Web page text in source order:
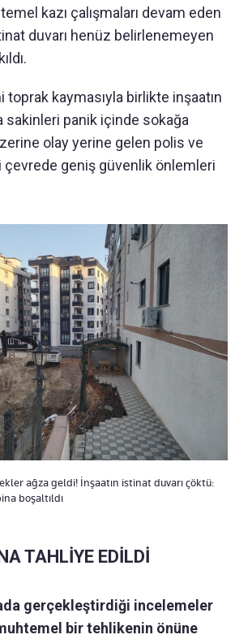
kazı çalışmaları devam eden
duvarı henüz belirlenemeyen
toprak kaymasıyla birlikte inşaatın
sakinleri panik içinde sokağa
olay yerine gelen polis ve
çevrede geniş güvenlik önlemleri
ağza geldi! İnşaatın istinat duvarı çöktü:
boşaltıldı
TAHLİYE EDİLDİ
gerçekleştirdiği incelemeler
bir tehlikenin önüne